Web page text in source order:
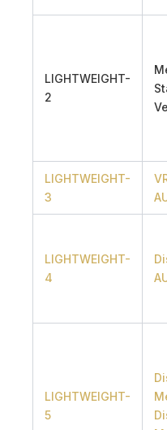
LIGHTWEIGHT-
2
LIGHTWEIGHT-
3
LIGHTWEIGHT-
4
LIGHTWEIGHT-
5